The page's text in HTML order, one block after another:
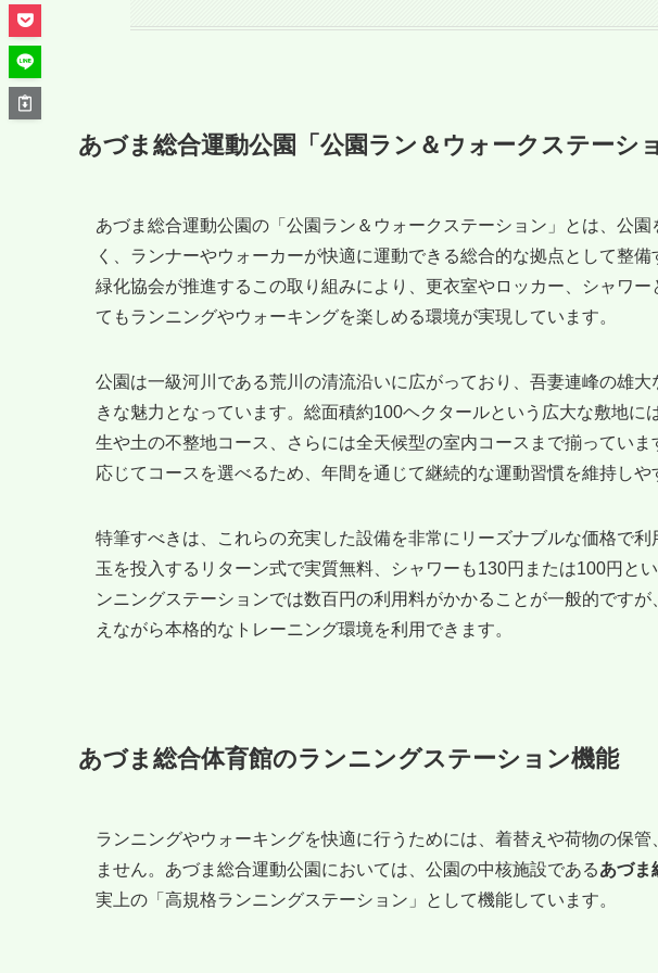
あづま総合運動公園「公園ラン＆ウォークステーシ
あづま総合運動公園の「公園ラン＆ウォークステーション」とは、公
く、ランナーやウォーカーが快適に運動できる総合的な拠点として整
緑化協会が推進するこの取り組みにより、更衣室やロッカー、シャワ
てもランニングやウォーキングを楽しめる環境が実現しています。
公園は一級河川である荒川の清流沿いに広がっており、吾妻連峰の雄
きな魅力となっています。総面積約100ヘクタールという広大な敷地に
生や土の不整地コース、さらには全天候型の室内コースまで揃ってい
応じてコースを選べるため、年間を通じて継続的な運動習慣を維持しや
特筆すべきは、これらの充実した設備を非常にリーズナブルな価格で
玉を投入するリターン式で実質無料、シャワーも130円または100円と
ンニングステーションでは数百円の利用料がかかることが一般的です
えながら本格的なトレーニング環境を利用できます。
あづま総合体育館のランニングステーション機能
ランニングやウォーキングを快適に行うためには、着替えや荷物の保
ません。あづま総合運動公園においては、公園の中核施設であるあづま
実上の「高規格ランニングステーション」として機能しています。